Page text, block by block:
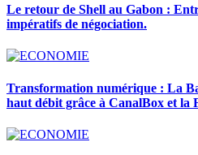
Le retour de Shell au Gabon :
impératifs de négociation.
Transformation numérique : La
haut débit grâce à CanalBox et la